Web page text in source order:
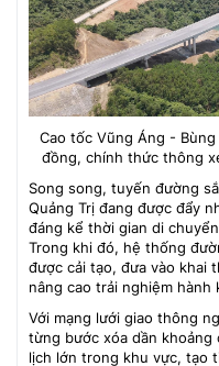
Cao tốc Vũng Áng -
đồng, chính thức thông
Song song, tuyến đường
Quảng Trị đang được đẩy
đáng kể thời gian di
Trong khi đó, hệ thống
được cải tạo, đưa vào khai
nâng cao trải nghiệm hành
Với mạng lưới giao thông
từng bước xóa dần khoảng
lịch lớn trong khu vực, tạo